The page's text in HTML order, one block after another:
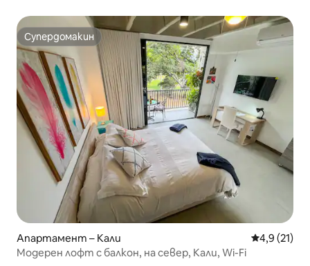
Супердомакин
Супердомакин
Апартамент – Кали Средна
4,9 (21)
Модерен лофт с балкон, на север, Кали, Wi-Fi